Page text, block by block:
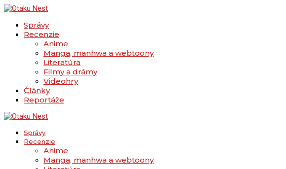
Správy
Recenzie
Anime
Manga, manhwa a webtoony
Literatúra
Filmy a drámy
Videohry
Články
Reportáže
Správy
Recenzie
Anime
Manga, manhwa a webtoony